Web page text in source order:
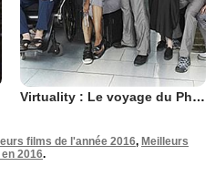
Virtuality : Le voyage du Phaeton
films de l'année 2016, Meilleurs
2016.